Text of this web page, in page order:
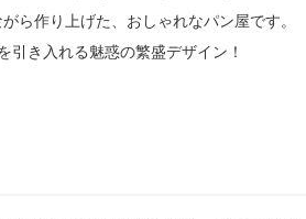
ら作り上げた、おしゃれなパン屋です。
き入れる魅惑の繁盛デザイン！